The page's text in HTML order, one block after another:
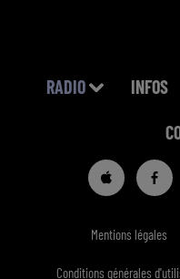
RADIO INFOS
Mentions légales
Conditions générales